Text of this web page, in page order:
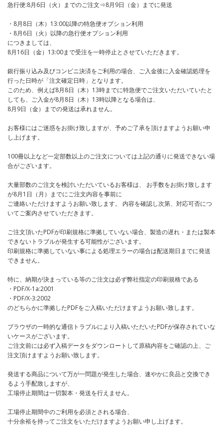
急行便:8月6日（火）までのご注文⇒8月9日（金）までに発送
・8月8日（木）13:00以降の特急便オプション利用
・8月6日（火）以降の急行便オプション利用
につきましては、
8月16日（金）13:00まで受注を一時停止とさせていただきます。
銀行振り込み及びコンビニ決済をご利用の場合、ご入金後に入金確認処理を
行った日時が「注文確定日時」となります。
このため、例えば8月8日（木）13時までに特急便でご注文いただいていたと
しても、ご入金が8月8日（木）13時以降となる場合は、
8月9日（金）までの発送は承れません。
お客様にはご迷惑をお掛け致しますが、予めご了承を頂けますようお願い申
し上げます。
100冊以上など一定部数以上のご注文については上記の通りに発送できない場
合がございます。
大量部数のご注文を検討いただいているお客様は、 お手数をお掛け致します
が8月1日（月）までにご注文内容を事前に
ご連絡いただけますようお願い致します。 内容を確認し次第、対応可否につ
いてご案内させていただきます。
ご注文頂いたPDFが印刷規格に準拠していない場合、製造の遅れ・または製本
できないトラブルが発生する可能性がございます。
印刷規格に準拠していない事による処理エラーの場合は配送期日までに発送
できません。
特に、納期が決まっている等のご注文は必ず弊社指定の印刷規格である
・PDF/X-1a:2001
・PDF/X-3:2002
のどちらかに準拠したPDFをご入稿いただけますようお願い致します。
ブラウザの一時的な通信トラブルにより入稿いただいたPDFが保存されていな
いケースがございます。
ご注文前には必ず入稿データをダウンロートして原稿内容をご確認の上、ご
注文頂けますようお願い致します。
発送する商品について万が一問題が発生した場合、速やかに良品と交換でき
るよう手配致しますが、
工場停止期間は一切製本・発送を行えません。
工場停止期間中のご利用を必須とされる場合、
十分余裕を持ってご注文をいただけますようお願い申し上げます。